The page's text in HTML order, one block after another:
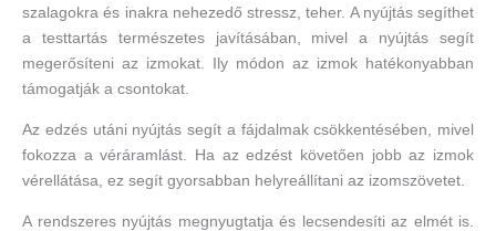
szalagokra és inakra nehezedő stressz, teher. A nyújtás segíthet
a testtartás természetes javításában, mivel a nyújtás segít
megerősíteni az izmokat. Ily módon az izmok hatékonyabban
támogatják a csontokat.
Az edzés utáni nyújtás segít a fájdalmak csökkentésében, mivel
fokozza a véráramlást. Ha az edzést követően jobb az izmok
vérellátása, ez segít gyorsabban helyreállítani az izomszövetet.
A rendszeres nyújtás megnyugtatja és lecsendesíti az elmét is.